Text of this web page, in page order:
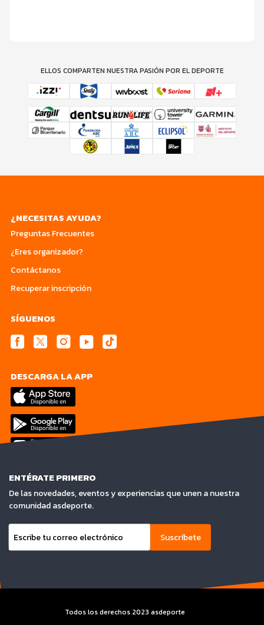
ELLOS COMPARTEN NUESTRA PASIÓN POR EL DEPORTE
¿NECESITAS AYUDA?
Preguntas Frecuentes
¿Eres organizador?
Contáctanos
Recuperar inscripción
SÍGUENOS
DESCARGA LA APP
ENTÉRATE PRIMERO
De las novedades, eventos y experiencias que unen a nuestra
comunidad asdeporte.
Suscríbete
Todos los derechos 2023 asdeporte